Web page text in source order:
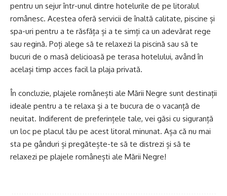
pentru un sejur într-unul dintre hotelurile de pe litoralul
românesc. Acestea oferă servicii de înaltă calitate, piscine și
spa-uri pentru a te răsfăța și a te simți ca un adevărat rege
sau regină. Poți alege să te relaxezi la piscină sau să te
bucuri de o masă delicioasă pe terasa hotelului, având în
același timp acces facil la plaja privată.
În concluzie, plajele românești ale Mării Negre sunt destinații
ideale pentru a te relaxa și a te bucura de o vacanță de
neuitat. Indiferent de preferințele tale, vei găsi cu siguranță
un loc pe placul tău pe acest litoral minunat. Așa că nu mai
sta pe gânduri și pregătește-te să te distrezi și să te
relaxezi pe plajele românești ale Mării Negre!